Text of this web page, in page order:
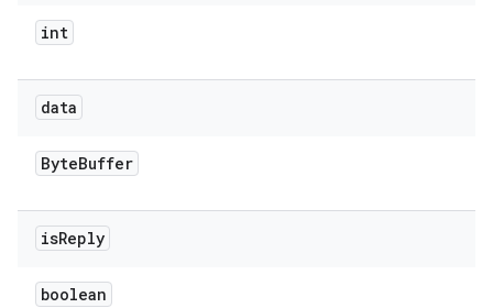
int
data
ByteBuffer
isReply
boolean